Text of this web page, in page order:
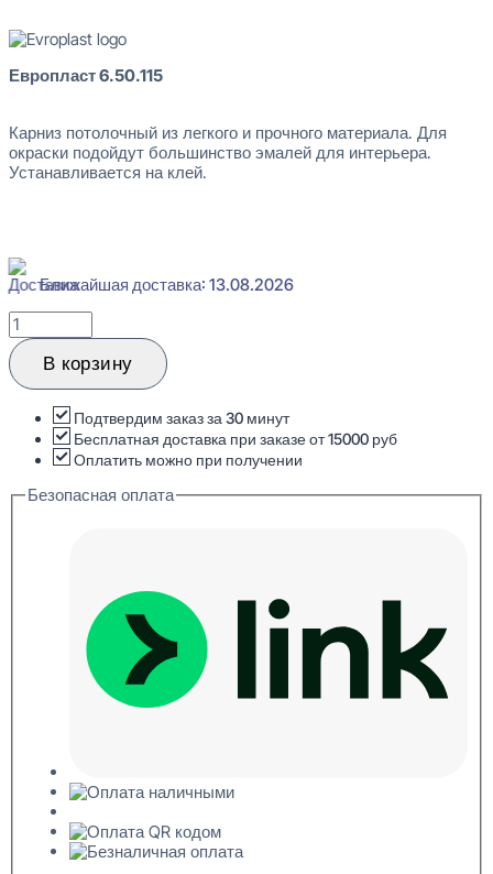
Европласт 6.50.115
Карниз потолочный из легкого и прочного материала. Для
окраски подойдут большинство эмалей для интерьера.
Устанавливается на клей.
Ближайшая доставка: 13.08.2026
Количество
товара
Evroplast
6.50.115
потолочный
Перфом
46x49x2000
В корзину
Подтвердим заказ за 30 минут
Бесплатная доставка при заказе от 15000 руб
Оплатить можно при получении
Безопасная оплата